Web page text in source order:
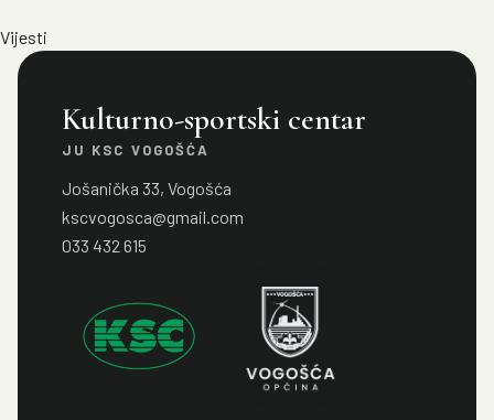
Vijesti
Kulturno-sportski centar
JU KSC VOGOŠĆA
Jošanička 33, Vogošća
kscvogosca@gmail.com
033 432 615